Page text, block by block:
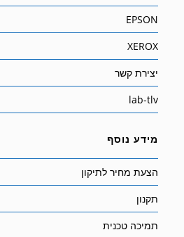
EPSON
XEROX
יצירת קשר
lab-tlv
מידע נוסף
הצעת מחיר לתיקון
תקנון
תמיכה טכנית